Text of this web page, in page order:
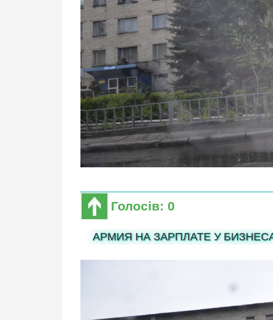
Голосів: 0
АРМИЯ НА ЗАРПЛАТЕ У